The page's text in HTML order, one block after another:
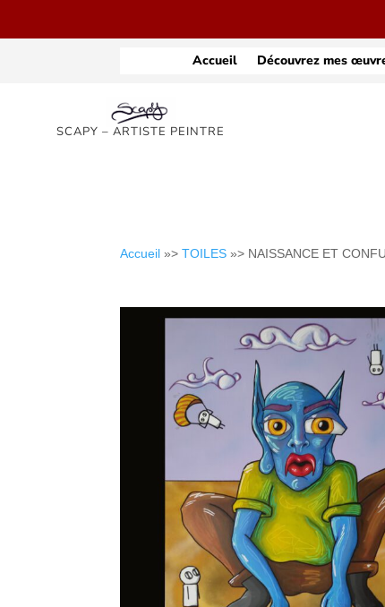
Accueil Découvrez mes
SCAPY – ARTISTE PEINTRE
Accueil »>TOILES »> NAISSANCE ET